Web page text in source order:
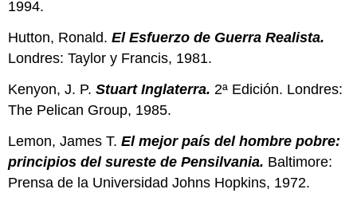
1994.
Hutton, Ronald.El Esfuerzo de Guerra Realista.
Londres: Taylor y Francis, 1981.
Kenyon, J. P.Stuart Inglaterra. 2ª Edición. Londres:
The Pelican Group, 1985.
Lemon, James T.El mejor país del hombre pobre:
principios del sureste de Pensilvania. Baltimore:
Prensa de la Universidad Johns Hopkins, 1972.